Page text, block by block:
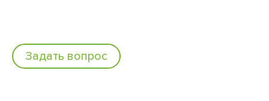
Задать вопрос